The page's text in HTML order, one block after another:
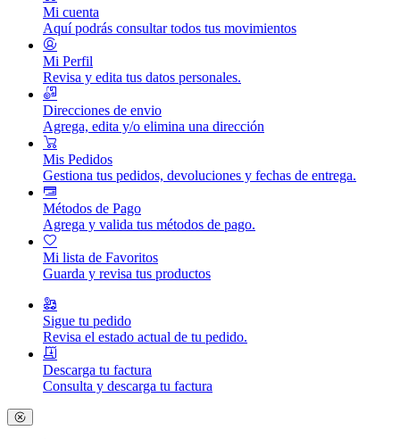
Mi cuenta
Aquí podrás consultar todos tus movimientos
Mi Perfil
Revisa y edita tus datos personales.
Direcciones de envio
Agrega, edita y/o elimina una dirección
Mis Pedidos
Gestiona tus pedidos, devoluciones y fechas de entrega.
Métodos de Pago
Agrega y valida tus métodos de pago.
Mi lista de Favoritos
Guarda y revisa tus productos
Sigue tu pedido
Revisa el estado actual de tu pedido.
Descarga tu factura
Consulta y descarga tu factura